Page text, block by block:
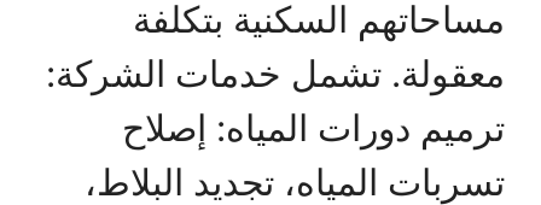
مساحاتهم السكنية بتكلفة
معقولة. تشمل خدمات الشركة:
ترميم دورات المياه: إصلاح
تسربات المياه، تجديد البلاط،